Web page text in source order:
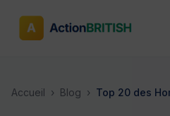
Accueil › Blog › Top 20 des